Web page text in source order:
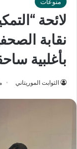
لائحة
نقابة
بأغلبية
الثوابت الموريتاني